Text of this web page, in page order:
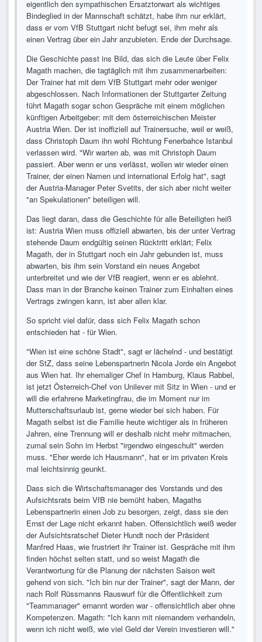
eigentlich den sympathischen Ersatztorwart als wichtiges
Bindeglied in der Mannschaft schätzt, habe ihm nur erklärt,
dass er vom VfB Stuttgart nicht befugt sei, ihm mehr als
einen Vertrag über ein Jahr anzubieten. Ende der Durchsage.
Die Geschichte passt ins Bild, das sich die Leute über Felix
Magath machen, die tagtäglich mit ihm zusammenarbeiten:
Der Trainer hat mit dem VfB Stuttgart mehr oder weniger
abgeschlossen. Nach Informationen der Stuttgarter Zeitung
führt Magath sogar schon Gespräche mit einem möglichen
künftigen Arbeitgeber: mit dem österreichischen Meister
Austria Wien. Der ist inoffiziell auf Trainersuche, weil er weiß,
dass Christoph Daum ihn wohl Richtung Fenerbahce Istanbul
verlassen wird. "Wir warten ab, was mit Christoph Daum
passiert. Aber wenn er uns verlässt, wollen wir wieder einen
Trainer, der einen Namen und international Erfolg hat", sagt
der Austria-Manager Peter Svetits, der sich aber nicht weiter
"an Spekulationen" beteiligen will.
Das liegt daran, dass die Geschichte für alle Beteiligten heiß
ist: Austria Wien muss offiziell abwarten, bis der unter Vertrag
stehende Daum endgültig seinen Rücktritt erklärt; Felix
Magath, der in Stuttgart noch ein Jahr gebunden ist, muss
abwarten, bis ihm sein Vorstand ein neues Angebot
unterbreitet und wie der VfB reagiert, wenn er es ablehnt.
Dass man in der Branche keinen Trainer zum Einhalten eines
Vertrags zwingen kann, ist aber allen klar.
So spricht viel dafür, dass sich Felix Magath schon
entschieden hat - für Wien.
"Wien ist eine schöne Stadt", sagt er lächelnd - und bestätigt
der StZ, dass seine Lebenspartnerin Nicola Jorde ein Angebot
aus Wien hat. Ihr ehemaliger Chef in Hamburg, Klaus Rabbel,
ist jetzt Österreich-Chef von Unilever mit Sitz in Wien - und er
will die erfahrene Marketingfrau, die im Moment nur im
Mutterschaftsurlaub ist, gerne wieder bei sich haben. Für
Magath selbst ist die Familie heute wichtiger als in früheren
Jahren, eine Trennung will er deshalb nicht mehr mitmachen,
zumal sein Sohn im Herbst "irgendwo eingeschult" werden
muss. "Eher werde ich Hausmann", hat er im privaten Kreis
mal leichtsinnig geunkt.
Dass sich die Wirtschaftsmanager des Vorstands und des
Aufsichtsrats beim VfB nie bemüht haben, Magaths
Lebenspartnerin einen Job zu besorgen, zeigt, dass sie den
Ernst der Lage nicht erkannt haben. Offensichtlich weiß weder
der Aufsichtsratschef Dieter Hundt noch der Präsident
Manfred Haas, wie frustriert ihr Trainer ist. Gespräche mit ihm
finden höchst selten statt, und so weist Magath die
Verantwortung für die Planung der nächsten Saison weit
gehend von sich. "Ich bin nur der Trainer", sagt der Mann, der
nach Rolf Rüssmanns Rauswurf für die Öffentlichkeit zum
"Teammanager" ernannt worden war - offensichtlich aber ohne
Kompetenzen. Magath: "Ich kann mit niemandem verhandeln,
wenn ich nicht weiß, wie viel Geld der Verein investieren will."